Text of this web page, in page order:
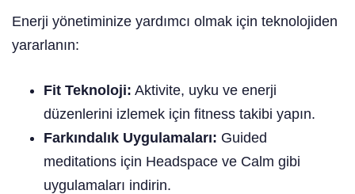
Enerji yönetiminize yardımcı olmak için teknolojiden
yararlanın:
Fit Teknoloji: Aktivite, uyku ve enerji
düzenlerini izlemek için fitness takibi yapın.
Farkındalık Uygulamaları: Guided
meditations için Headspace ve Calm gibi
uygulamaları indirin.